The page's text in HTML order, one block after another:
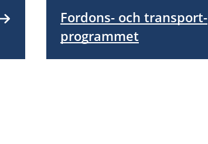
Fordons- och transport­
programmet